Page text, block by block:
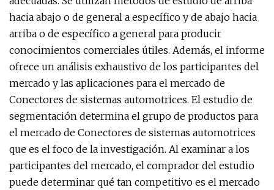
hacia abajo o de general a específico y de abajo hacia
arriba o de específico a general para producir
conocimientos comerciales útiles. Además, el informe
ofrece un análisis exhaustivo de los participantes del
mercado y las aplicaciones para el mercado de
Conectores de sistemas automotrices. El estudio de
segmentación determina el grupo de productos para
el mercado de Conectores de sistemas automotrices
que es el foco de la investigación. Al examinar a los
participantes del mercado, el comprador del estudio
puede determinar qué tan competitivo es el mercado